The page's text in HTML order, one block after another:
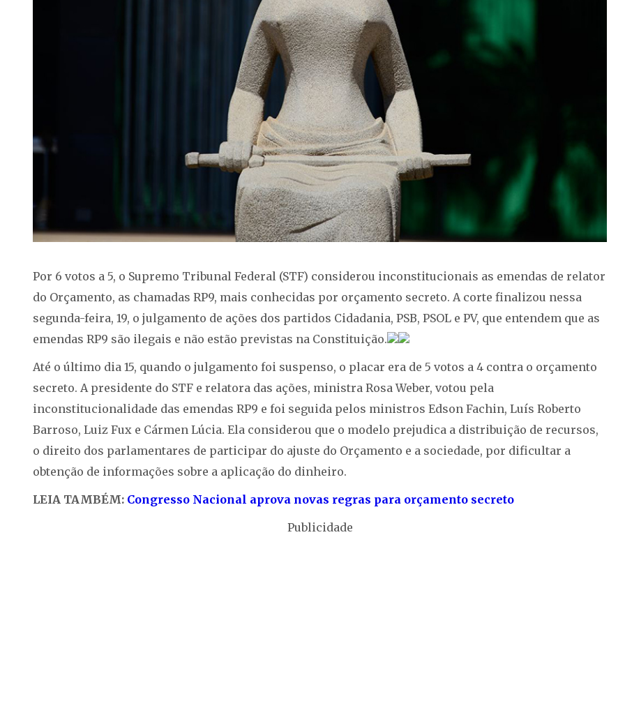
Por 6 votos a 5, o Supremo Tribunal Federal (STF) considerou inconstitucionais as emendas de relator
do Orçamento, as chamadas RP9, mais conhecidas por orçamento secreto. A corte finalizou nessa
segunda-feira, 19, o julgamento de ações dos partidos Cidadania, PSB, PSOL e PV, que entendem que as
emendas RP9 são ilegais e não estão previstas na Constituição.
Até o último dia 15, quando o julgamento foi suspenso, o placar era de 5 votos a 4 contra o orçamento
secreto. A presidente do STF e relatora das ações, ministra Rosa Weber, votou pela
inconstitucionalidade das emendas RP9 e foi seguida pelos ministros Edson Fachin, Luís Roberto
Barroso, Luiz Fux e Cármen Lúcia. Ela considerou que o modelo prejudica a distribuição de recursos,
o direito dos parlamentares de participar do ajuste do Orçamento e a sociedade, por dificultar a
obtenção de informações sobre a aplicação do dinheiro.
LEIA TAMBÉM: Congresso Nacional aprova novas regras para orçamento secreto
Publicidade